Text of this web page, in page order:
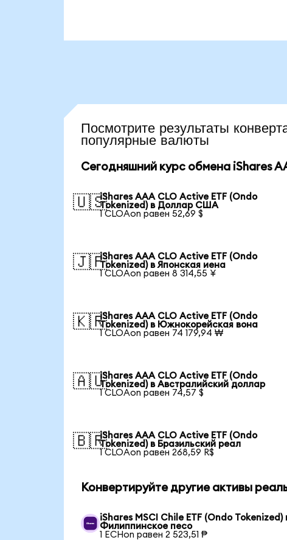
Посмотрите результаты
популярные валюты
Сегодняшний курс обмена iShares
🇺🇸iShares AAA CLO Active ETF (Ondo
Tokenized) в Доллар США
1 CLOAon равен 52,69 $
🇯🇵iShares AAA CLO Active ETF (Ondo
Tokenized) в Японская иена
1 CLOAon равен 8 314,55 ¥
🇰🇷iShares AAA CLO Active ETF (Ondo
Tokenized) в Южнокорейская вона
1 CLOAon равен 74 179,94 ₩
🇦🇺iShares AAA CLO Active ETF (Ondo
Tokenized) в Австралийский доллар
1 CLOAon равен 74,57 $
🇧🇷iShares AAA CLO Active ETF (Ondo
Tokenized) в Бразильский реал
1 CLOAon равен 268,59 R$
Конвертируйте другие активы
iShares MSCI Chile ETF (Ondo Tokenized)
Филиппинское песо
1 ECHon равен 2 523,51 ₱